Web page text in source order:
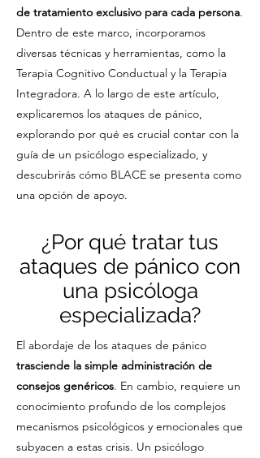
de tratamiento exclusivo para cada persona.
Dentro de este marco, incorporamos
diversas técnicas y herramientas, como la
Terapia Cognitivo Conductual y la Terapia
Integradora. A lo largo de este artículo,
explicaremos los ataques de pánico,
explorando por qué es crucial contar con la
guía de un psicólogo especializado, y
descubrirás cómo BLACE se presenta como
una opción de apoyo.
¿Por qué tratar tus
ataques de pánico con
una psicóloga
especializada?
El abordaje de los ataques de pánico
trasciende la simple administración de
consejos genéricos. En cambio, requiere un
conocimiento profundo de los complejos
mecanismos psicológicos y emocionales que
subyacen a estas crisis. Un psicólogo